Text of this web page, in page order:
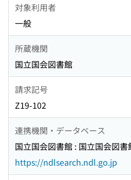
対象利用者
一般
所蔵機関
国立国会図書館
請求記号
Z19-102
連携機関・データベース
国立国会図書館 : 国立国会図
https://ndlsearch.ndl.go.jp